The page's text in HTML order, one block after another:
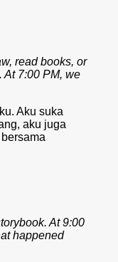
read books, or
At 7:00 PM, we
Aku suka
aku juga
At 9:00
happened